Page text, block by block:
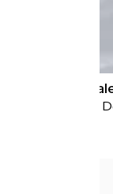
Hôtel de la
Les